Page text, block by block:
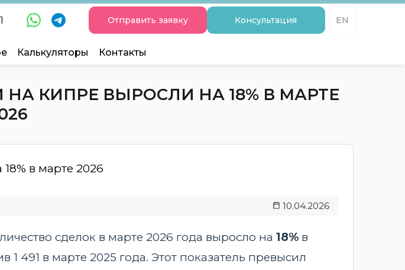
Отправить заявку Консультация EN
Калькуляторы Контакты
КИПРЕ ВЫРОСЛИ НА 18% В МАРТЕ
10.04.2026
сделок в марте 2026 года выросло на 18% в
1 491 в марте 2025 года. Этот показатель превысил